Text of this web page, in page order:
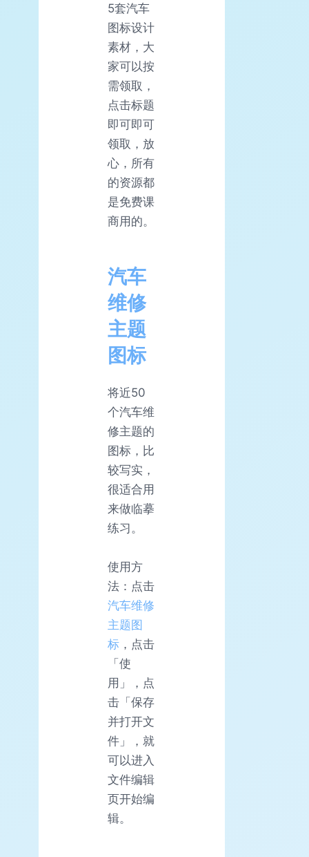
5套汽车
图标设计
素材，大
家可以按
需领取，
点击标题
即可即可
领取，放
心，所有
的资源都
是免费课
商用的。
汽车
维修
主题
图标
将近50
个汽车维
修主题的
图标，比
较写实，
很适合用
来做临摹
练习。
使用方
法：点击
汽车维修
主题图
标 ，点击
「使
用」，点
击「保存
并打开文
件」，就
可以进入
文件编辑
页开始编
辑。